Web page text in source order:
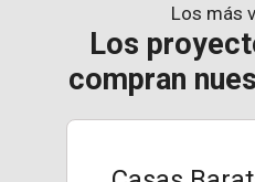
Los más
Los
compran